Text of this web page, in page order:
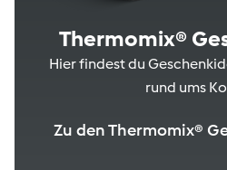
Thermomix®
Hier findest du
rund ums
Zu den Thermomix®